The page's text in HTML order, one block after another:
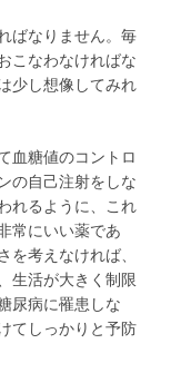
ばなりません。毎
こなわなければな
少し想像してみれ
血糖値のコントロ
の自己注射をしな
れるように、これ
常にいい薬であ
を考えなければ、
生活が大きく制限
尿病に罹患しな
てしっかりと予防